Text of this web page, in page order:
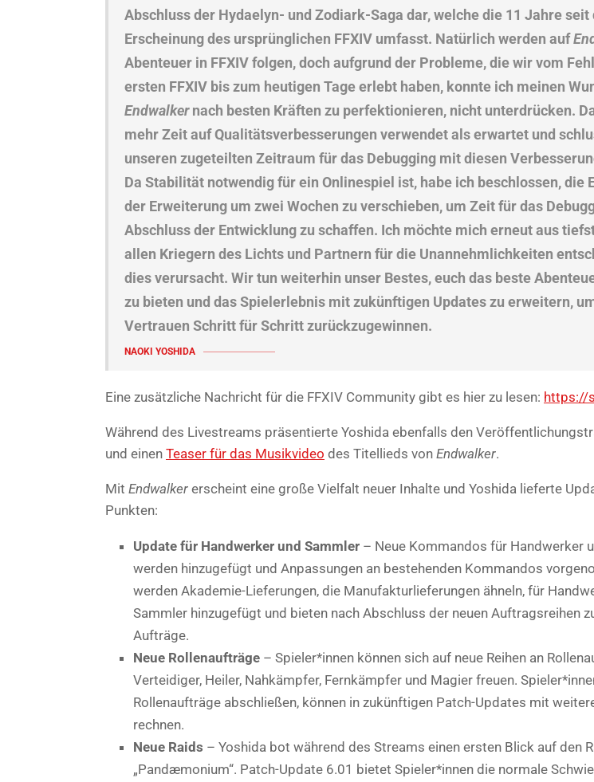
Abschluss der Hydaelyn- und Zodiark-Saga dar, welche die 11 Jahre seit
Erscheinung des ursprünglichen FFXIV umfasst. Natürlich werden auf
Abenteuer in FFXIV folgen, doch aufgrund der Probleme, die wir vom
ersten FFXIV bis zum heutigen Tage erlebt haben, konnte ich meinen
Endwalkernach besten Kräften zu perfektionieren, nicht unterdrücken.
mehr Zeit auf Qualitätsverbesserungen verwendet als erwartet und
unseren zugeteilten Zeitraum für das Debugging mit diesen
Da Stabilität notwendig für ein Onlinespiel ist, habe ich beschlossen, die
der Erweiterung um zwei Wochen zu verschieben, um Zeit für das
Abschluss der Entwicklung zu schaffen. Ich möchte mich erneut aus
allen Kriegern des Lichts und Partnern für die Unannehmlichkeiten
dies verursacht. Wir tun weiterhin unser Bestes, euch das beste
zu bieten und das Spielerlebnis mit zukünftigen Updates zu erweitern,
Vertrauen Schritt für Schritt zurückzugewinnen.
NAOKI YOSHIDA
Eine zusätzliche Nachricht für die FFXIV Community gibt es hier zu lesen: https://
Während des Livestreams präsentierte Yoshida ebenfalls den
und einen Teaser für das Musikvideo des Titellieds von Endwalker.
Mit Endwalker erscheint eine große Vielfalt neuer Inhalte und Yoshida lieferte
Punkten:
Update für Handwerker und Sammler – Neue Kommandos für Handwerker
werden hinzugefügt und Anpassungen an bestehenden Kommandos
werden Akademie-Lieferungen, die Manufakturlieferungen ähneln, für
Sammler hinzugefügt und bieten nach Abschluss der neuen Auftragsreihen
Aufträge.
Neue Rollenaufträge – Spieler*innen können sich auf neue Reihen an
Verteidiger, Heiler, Nahkämpfer, Fernkämpfer und Magier freuen.
Rollenaufträge abschließen, können in zukünftigen Patch-Updates mit
rechnen.
Neue Raids – Yoshida bot während des Streams einen ersten Blick auf den
„Pandæmonium“. Patch-Update 6.01 bietet Spieler*innen die normale